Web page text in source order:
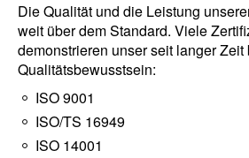
Die Qualität und die Leistung
weit über dem Standard. Viele
demonstrieren unser seit langer
Qualitätsbewusstsein:
ISO 9001
ISO/TS 16949
ISO 14001